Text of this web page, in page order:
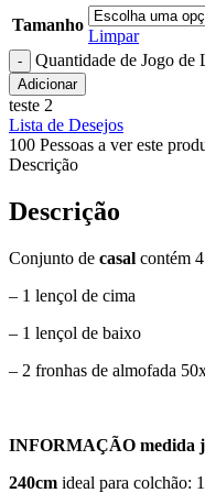
Tamanho
Limpar
Quantidade de Jogo
Adicionar
teste 2
Lista de Desejos
100 Pessoas a ver este
Descrição
Descrição
Conjunto de casal contém
– 1 lençol de cima
– 1 lençol de baixo
– 2 fronhas de almofada
INFORMAÇÃO medida
240cm ideal para colchão: